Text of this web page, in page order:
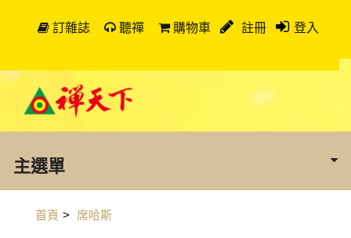
訂雜誌 聽禪 購物車 註冊 登入
主選單
首頁 > 席哈斯